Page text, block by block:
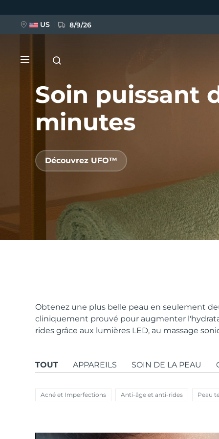
Soin puissant
minutes
Découvrez UFO™
Obtenez une plus belle peau en seulement
cliniquement prouvé pour augmenter
rides grâce aux lumières LED, au massage
TOUT APPAREILS SOIN DE LA PEAU
Acné et Imperfections Anti-âge et anti-rides Peau
US 8/9/26
BREAKING NEWS
FAQ™ Dual LED Panel
Offres spéciales Bestsellers